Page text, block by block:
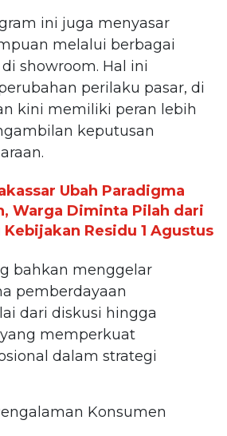
ini juga menyasar
melalui berbagai
showroom. Hal ini
perilaku pasar, di
kini memiliki peran lebih
keputusan
Ubah Paradigma
Warga Diminta Pilah dari
Kebijakan Residu 1 Agustus
bahkan menggelar
pemberdayaan
dari diskusi hingga
memperkuat
dalam strategi
Konsumen